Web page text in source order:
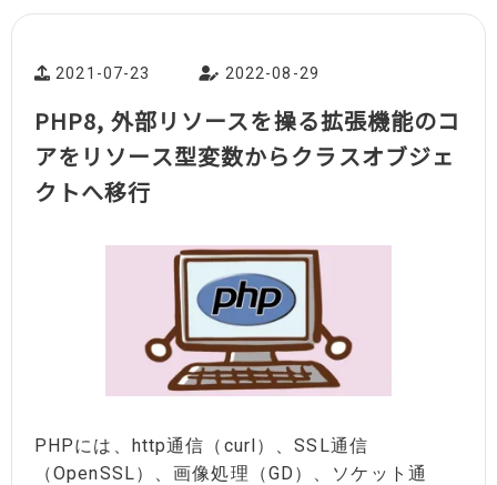
2021-07-23 2022-08-29
PHP8, 外部リソースを操る拡張機能のコ
アをリソース型変数からクラスオブジェ
クトへ移行
PHPには、http通信（curl）、SSL通信
（OpenSSL）、画像処理（GD）、ソケット通